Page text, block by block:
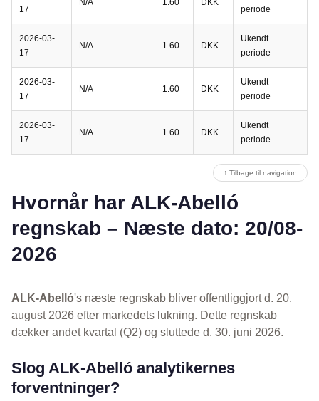
17
N/A 1.60 DKK
periode
2026-03-
17
N/A 1.60 DKK
Ukendt
periode
2026-03-
17
N/A 1.60 DKK
Ukendt
periode
2026-03-
17
N/A 1.60 DKK
Ukendt
periode
↑ Tilbage til navigation
Hvornår har ALK-Abelló
regnskab – Næste dato: 20/08-
2026
ALK-Abelló's næste regnskab bliver offentliggjort d. 20.
august 2026 efter markedets lukning. Dette regnskab
dækker andet kvartal (Q2) og sluttede d. 30. juni 2026.
Slog ALK-Abelló analytikernes
forventninger?